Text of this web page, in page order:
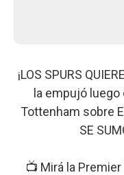
¡LOS SPURS
la empujó
Tottenham sobre
SE
📺 Mirá la